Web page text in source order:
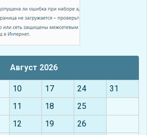
Август 2026
10 17 24
31
11 18
25
12 19 26